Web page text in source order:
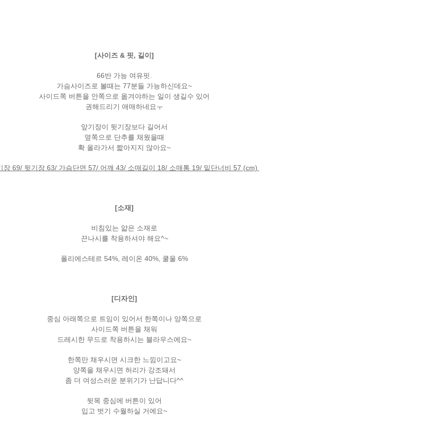
[사이즈 & 핏, 길이]
66반 가능 여유핏.
가슴사이즈로 볼때는 77분들 가능하신데요~
사이드쪽 버튼을 안쪽으로 옮겨야하는 일이 생길수 있어
권해드리기 애매하네요ㅜ
앞기장이 뒷기장보다 길어서
옆쪽으로 단추를 채웠을때
확 올라가서 짧아지지 않아요~
장 69/ 뒷기장 63/ 가슴단면 57/ 어깨 43/ 소매길이 18/ 소매통 19/ 밑단너비 57 (cm)
[소재]
비침있는 얇은 소재로
끈나시를 착용하셔야 해요^~
폴리에스테르 54%, 레이온 40%, 쿨울 6%
[디자인]
중심 아래쪽으로 트임이 있어서 한쪽이나 양쪽으로
사이드쪽 버튼을 채워
드레시한 무드로 착용하시는 블라우스에요~
한쪽만 채우시면 시크한 느낌이고요~
양쪽을 채우시면 허리가 강조돼서
좀 더 여성스러운 분위기가 난답니다^^
뒷목 중심에 버튼이 있어
입고 벗기 수월하실 거에요~